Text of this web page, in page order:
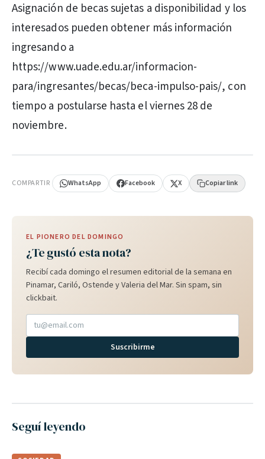
Asignación de becas sujetas a disponibilidad y los
interesados pueden obtener más información
ingresando a
https://www.uade.edu.ar/informacion-
para/ingresantes/becas/beca-impulso-pais/, con
tiempo a postularse hasta el viernes 28 de
noviembre.
COMPARTIR WhatsApp Facebook X Copiar link
EL PIONERO DEL DOMINGO
¿Te gustó esta nota?
Recibí cada domingo el resumen editorial de la semana en
Pinamar, Cariló, Ostende y Valeria del Mar. Sin spam, sin
clickbait.
Suscribirme
Seguí leyendo